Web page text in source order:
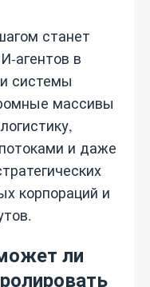
станет
агентов в
системы
массивы
и даже
корпораций и
ли